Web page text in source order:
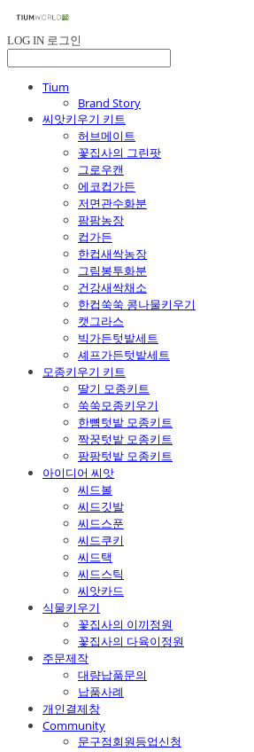
LOG IN 로그인
Tium
Brand Story
씨앗키우기 키트
허브메이트
꽃집사의 그린팟
그로우캔
에코컵가든
저면관수화분
팜팜농장
컵가든
한컵새싹농장
그림봉투화분
건강새싹채소
한컵쑥쑥 콩나물키우기
캣그라스
빅가든텃밭세트
셰프가든텃밭세트
모종키우기 키트
딸기 모종키트
쑥쑥모종키우기
한뼘텃밭 모종키트
짝꿍텃밭 모종키트
팡팡텃밭 모종키트
아이디어 씨앗
씨드볼
씨드깃발
씨드스푼
씨드쿠키
씨드택
씨드스틱
씨앗카드
식물키우기
꽃집사의 이끼정원
꽃집사의 다육이정원
주문제작
대량납품문의
납품사례
개인결제창
Community
문구점회원등업신청